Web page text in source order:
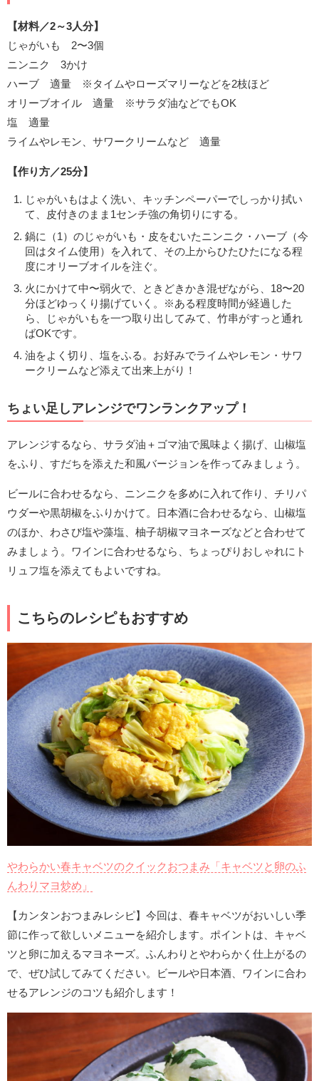
【材料／2～3人分】
じゃがいも 2〜3個
ニンニク 3かけ
ハーブ 適量 ※タイムやローズマリーなどを2枝ほど
オリーブオイル 適量 ※サラダ油などでもOK
塩 適量
ライムやレモン、サワークリームなど 適量
【作り方／25分】
じゃがいもはよく洗い、キッチンペーパーでしっかり拭い
て、皮付きのまま1センチ強の角切りにする。
鍋に（1）のじゃがいも・皮をむいたニンニク・ハーブ（今
回はタイム使用）を入れて、その上からひたひたになる程
度にオリーブオイルを注ぐ。
火にかけて中〜弱火で、ときどきかき混ぜながら、18〜20
分ほどゆっくり揚げていく。※ある程度時間が経過した
ら、じゃがいもを一つ取り出してみて、竹串がすっと通れ
ばOKです。
油をよく切り、塩をふる。お好みでライムやレモン・サワ
ークリームなど添えて出来上がり！
ちょい足しアレンジでワンランクアップ！
アレンジするなら、サラダ油＋ゴマ油で風味よく揚げ、山椒塩
をふり、すだちを添えた和風バージョンを作ってみましょう。
ビールに合わせるなら、ニンニクを多めに入れて作り、チリパ
ウダーや黒胡椒をふりかけて。日本酒に合わせるなら、山椒塩
のほか、わさび塩や藻塩、柚子胡椒マヨネーズなどと合わせて
みましょう。ワインに合わせるなら、ちょっぴりおしゃれにト
リュフ塩を添えてもよいですね。
こちらのレシピもおすすめ
やわらかい春キャベツのクイックおつまみ「キャベツと卵のふ
んわりマヨ炒め」
【カンタンおつまみレシピ】今回は、春キャベツがおいしい季
節に作って欲しいメニューを紹介します。ポイントは、キャベ
ツと卵に加えるマヨネーズ。ふんわりとやわらかく仕上がるの
で、ぜひ試してみてください。ビールや日本酒、ワインに合わ
せるアレンジのコツも紹介します！